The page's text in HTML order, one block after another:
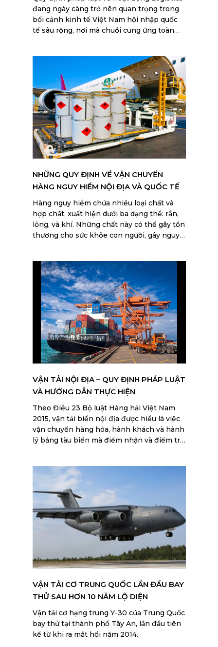
đang ngày càng trở nên quan trọng trong
bối cảnh kinh tế Việt Nam hội nhập quốc
tế sâu rộng, nơi mà chuỗi cung ứng toàn
NHỮNG QUY ĐỊNH VỀ VẬN CHUYỂN
HÀNG NGUY HIỂM NỘI ĐỊA VÀ QUỐC TẾ
Hàng nguy hiểm chứa nhiều loại chất và
hợp chất, xuất hiện dưới ba dạng thể: rắn,
lỏng, và khí. Những chất này có thể gây tổn
thương cho sức khỏe con người, gây nguy
bị phát hiện và thu giữ theo quy định hải
quan. Hãy tìm hiểu kỹ để tránh rơi vào các
trường hợp mất thời gian và tiền bạc.
VẬN TẢI NỘI ĐỊA – QUY ĐỊNH PHÁP LUẬT
VÀ HƯỚNG DẪN THỰC HIỆN
Theo Điều 23 Bộ luật Hàng hải Việt Nam
2015, vận tải biển nội địa được hiểu là việc
vận chuyển hàng hóa, hành khách và hành
lý bằng tàu biển mà điểm nhận và điểm trả
trong nước, góp phần kết nối chuỗi cung
ứng và phát triển thương mại quốc gia
VẬN TẢI CƠ TRUNG QUỐC LẦN ĐẦU BAY
THỬ SAU HƠN 10 NĂM LỘ DIỆN
Vận tải cơ hạng trung Y-30 của Trung Quốc
bay thử tại thành phố Tây An, lần đầu tiên
kể từ khi ra mắt hồi năm 2014.